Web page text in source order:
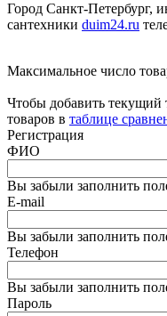
Город Санкт-Петербург,
сантехники duim24.ru
Максимальное число
Чтобы добавить текущий
товаров в таблице
Регистрация
ФИО
Вы забыли заполнить
E-mail
Вы забыли заполнить
Телефон
Вы забыли заполнить
Пароль